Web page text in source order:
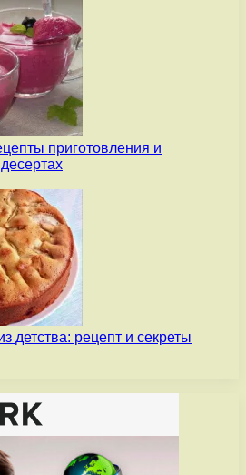
приготовления и
детства: рецепт и секреты